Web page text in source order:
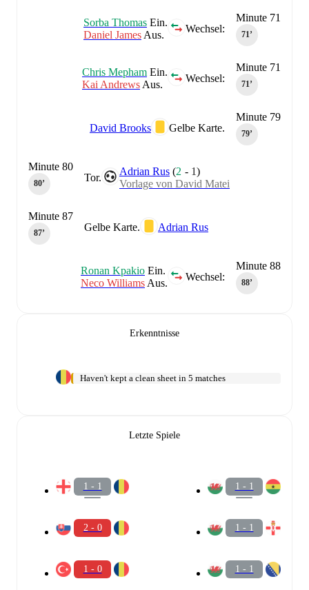
Minute 71
71‎’‎
Wechsel:
Sorba Thomas Ein.
Daniel James Aus.
Minute 71
71‎’‎
Wechsel:
Chris Mepham Ein.
Kai Andrews Aus.
Minute 79
79‎’‎
Gelbe Karte.
David Brooks
Tor.
Adrian Rus (2 - 1)
Vorlage von David Matei
Minute 80
80‎’‎
Gelbe Karte. Adrian Rus
Minute 87
87‎’‎
Minute 88
88‎’‎
Wechsel:
Ronan Kpakio Ein.
Neco Williams Aus.
Erkenntnisse
Haven't kept a clean sheet in 5 matches
Letzte Spiele
1 - 1
2 - 0
1 - 0
1 - 1
1 - 1
1 - 1